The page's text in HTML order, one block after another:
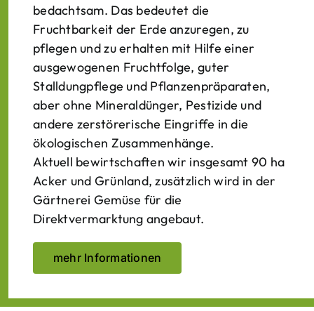
bedachtsam. Das bedeutet die
Fruchtbarkeit der Erde anzuregen, zu
pflegen und zu erhalten mit Hilfe einer
ausgewogenen Fruchtfolge, guter
Stalldungpflege und Pflanzenpräparaten,
aber ohne Mineraldünger, Pestizide und
andere zerstörerische Eingriffe in die
ökologischen Zusammenhänge.
Aktuell bewirtschaften wir insgesamt 90 ha
Acker und Grünland, zusätzlich wird in der
Gärtnerei Gemüse für die
Direktvermarktung angebaut.
mehr Informationen